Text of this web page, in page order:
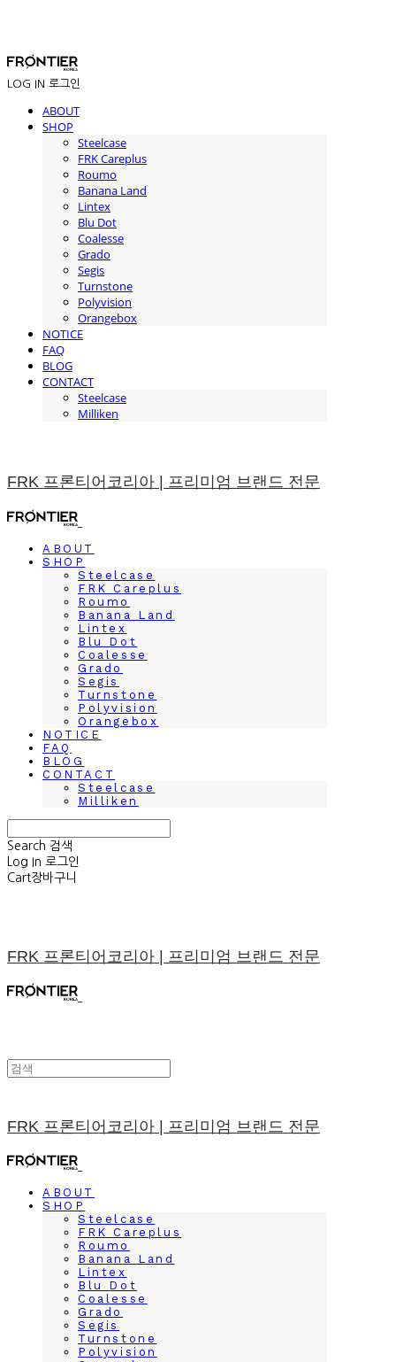
LOG IN 로그인
ABOUT
SHOP
Steelcase
FRK Careplus
Roumo
Banana Land
Lintex
Blu Dot
Coalesse
Grado
Segis
Turnstone
Polyvision
Orangebox
NOTICE
FAQ
BLOG
CONTACT
Steelcase
Milliken
FRK 프론티어코리아 | 프리미엄 브랜드 전문
ABOUT
SHOP
Steelcase
FRK Careplus
Roumo
Banana Land
Lintex
Blu Dot
Coalesse
Grado
Segis
Turnstone
Polyvision
Orangebox
NOTICE
FAQ
BLOG
CONTACT
Steelcase
Milliken
Search 검색
Log In 로그인
Cart장바구니
FRK 프론티어코리아 | 프리미엄 브랜드 전문
FRK 프론티어코리아 | 프리미엄 브랜드 전문
ABOUT
SHOP
Steelcase
FRK Careplus
Roumo
Banana Land
Lintex
Blu Dot
Coalesse
Grado
Segis
Turnstone
Polyvision